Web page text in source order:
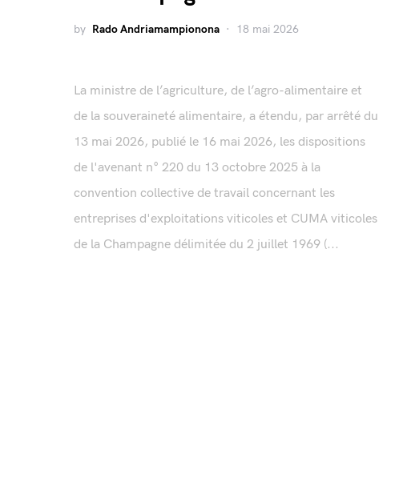
by Rado Andriamampionona 18 mai 2026
La ministre de l’agriculture, de l’agro-alimentaire et
de la souveraineté alimentaire, a étendu, par arrêté du
13 mai 2026, publié le 16 mai 2026, les dispositions
de l'avenant n° 220 du 13 octobre 2025 à la
convention collective de travail concernant les
entreprises d'exploitations viticoles et CUMA viticoles
de la Champagne délimitée du 2 juillet 1969 (...